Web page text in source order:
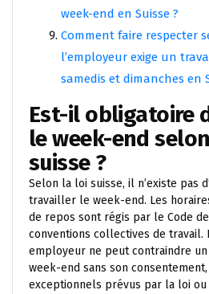
week-end en Suisse ?
Comment faire respecter
l’employeur exige un
samedis et dimanches en
Est-il obligatoire
le week-end
suisse ?
Selon la loi suisse, il n’existe pas
travailler le week-end. Les
de repos sont régis par le Code
conventions collectives de travail.
employeur ne peut contraindre
week-end sans son
exceptionnels prévus par la loi ou